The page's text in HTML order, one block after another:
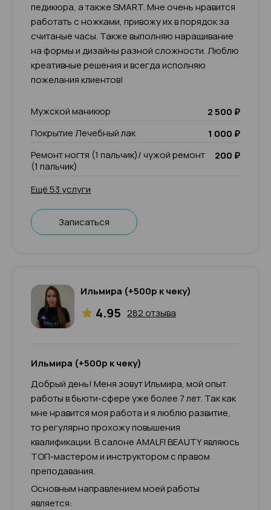
педикюра, а также SMART. Мне очень нравится
работать с ножками, привожу их в порядок за
считаные часы. Также выполняю наращивание
на формы и дизайны разной сложности. Люблю
креативные решения и всегда исполняю
пожелания клиентов!
Мужской маникюр
2 500 ₽
Покрытие Лечебный лак
1 000 ₽
Ремонт ногтя (1 пальчик)/ чужой ремонт
(1 пальчик)
200 ₽
Ещё 53 услуги
Записаться
Ильмира (+500р к чеку)
4.95 282 отзыва
Ильмира (+500р к чеку)
Добрый день! Меня зовут Ильмира, мой опыт
работы в бьюти-сфере уже более 7 лет. Так как
мне нравится моя работа и я люблю развитие,
то регулярно прохожу повышения
квалификации. В салоне AMALFI BEAUTY являюсь
ТОП-мастером и инструктором с правом
преподавания.
Основным направлением моей работы
является: